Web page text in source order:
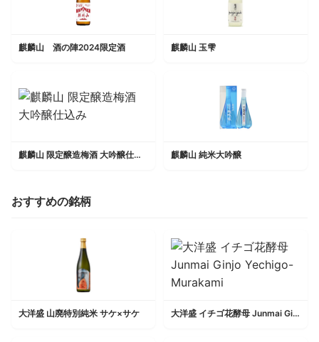
麒麟山 酒の陣2024限定酒 麒麟山 玉雫
麒麟山 限定醸造梅酒 大吟醸仕込み 麒麟山 純米大吟醸
おすすめの銘柄
大洋盛 山廃特別純米 サケ×サケ 大洋盛 イチゴ花酵母 Junmai Ginjo Yechigo-Murakami